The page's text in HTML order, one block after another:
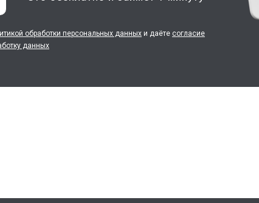
обработки персональных данных и даёте согласие
данных